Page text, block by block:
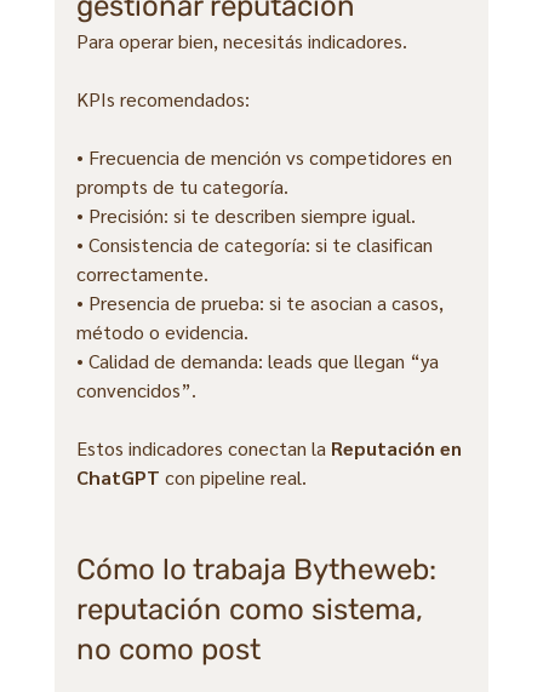
Para operar bien, necesitás indicadores.
KPIs recomendados:
• Frecuencia de mención vs competidores en
prompts de tu categoría.
• Precisión: si te describen siempre igual.
• Consistencia de categoría: si te clasifican
correctamente.
• Presencia de prueba: si te asocian a casos,
método o evidencia.
• Calidad de demanda: leads que llegan “ya
convencidos”.
Estos indicadores conectan la Reputación en
ChatGPT con pipeline real.
Cómo lo trabaja Bytheweb:
reputación como sistema,
no como post